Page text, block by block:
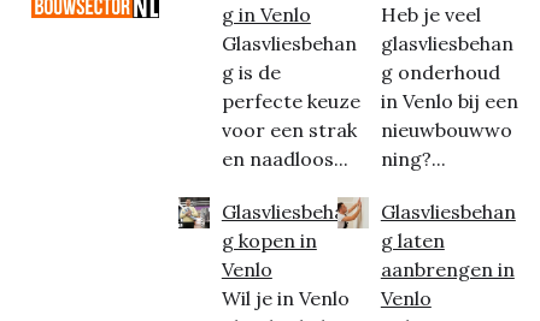
g in Venlo
Glasvliesbehan
g is de
perfecte keuze
voor een strak
en naadloos...
Glasvliesbehan
g kopen in
Venlo
Wil je in Venlo
Heb je veel
glasvliesbehan
g onderhoud
in Venlo bij een
nieuwbouwwo
ning?...
Glasvliesbehan
g laten
aanbrengen in
Venlo